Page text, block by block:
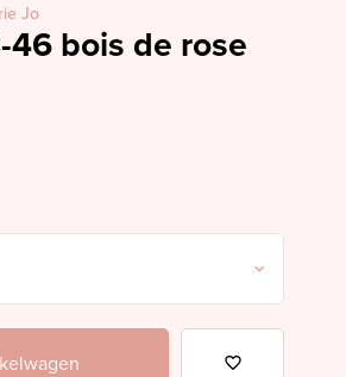
Jo
bois de rose